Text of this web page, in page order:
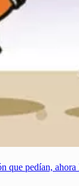
que pedían, ahora